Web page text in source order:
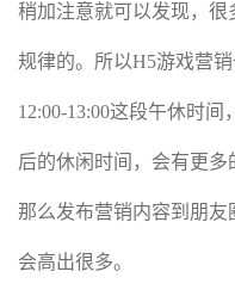
稍加注意就可以发现，
规律的。所以H5游戏营
12:00-13:00这段午休时间
后的休闲时间，会有更多
那么发布营销内容到朋
会高出很多。